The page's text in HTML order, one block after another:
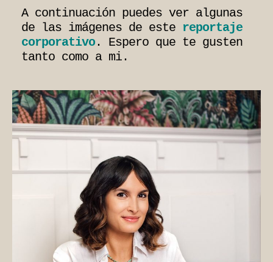
A continuación puedes ver algunas
de las imágenes de este reportaje
corporativo. Espero que te gusten
tanto como a mi.